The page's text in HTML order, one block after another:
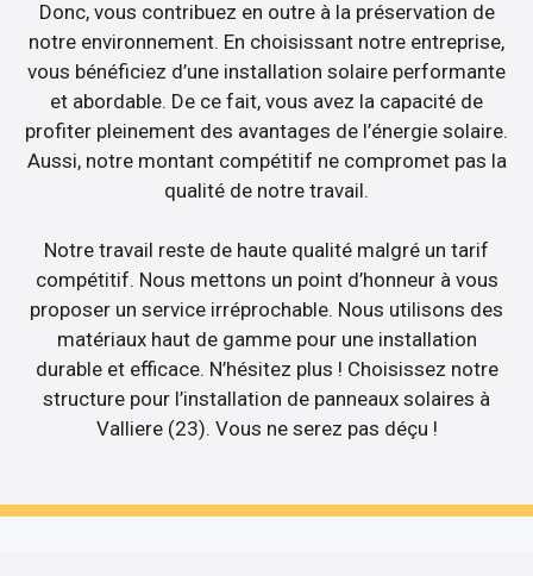
Donc, vous contribuez en outre à la préservation de
notre environnement. En choisissant notre entreprise,
vous bénéficiez d’une installation solaire performante
et abordable. De ce fait, vous avez la capacité de
profiter pleinement des avantages de l’énergie solaire.
Aussi, notre montant compétitif ne compromet pas la
qualité de notre travail.
Notre travail reste de haute qualité malgré un tarif
compétitif. Nous mettons un point d’honneur à vous
proposer un service irréprochable. Nous utilisons des
matériaux haut de gamme pour une installation
durable et efficace. N’hésitez plus ! Choisissez notre
structure pour l’installation de panneaux solaires à
Valliere (23). Vous ne serez pas déçu !